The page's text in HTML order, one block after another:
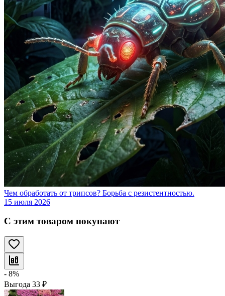
Чем обработать от трипсов? Борьба с резистентностью.
15 июля 2026
С этим товаром покупают
- 8%
Выгода 33 ₽